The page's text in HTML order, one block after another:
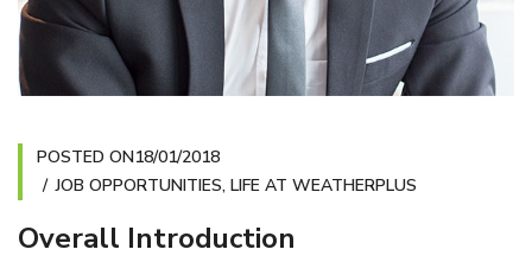
POSTED ON18/01/2018
JOB OPPORTUNITIES, LIFE AT WEATHERPLUS
Overall Introduction